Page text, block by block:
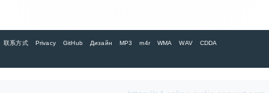
联系方式 Privacy GitHub Дизайн MP3 m4r WMA WAV CDDA